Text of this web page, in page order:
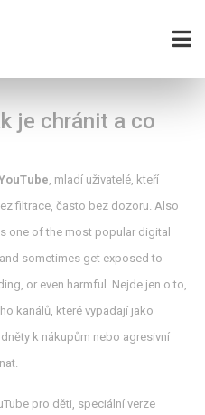
je chránit a co
, mladí uživatelé, kteří
filtrace, často bez dozoru. Also
one of the most popular digital
sometimes get exposed to
or even harmful. Nejde jen o to,
kanálů, které vypadají jako
k nákupům nebo agresivní
pro děti, speciální verze